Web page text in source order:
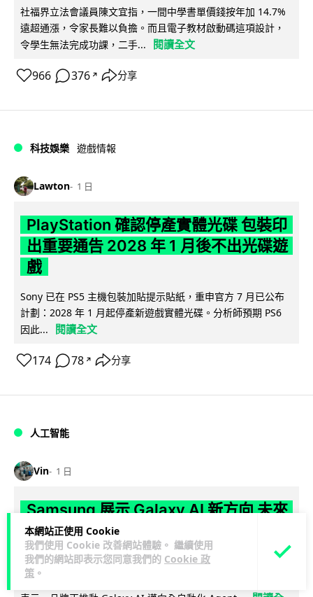
本網站正使用 Cookie
我們使用 Cookie 改善網站體驗。 繼續使用
我們的網站即表示您同意我們的 Cookie 政
策 。
社福界立法會議員陳文宜指，一間中學書單價錢按年加 14.7%
遠超通漲，令家長難以負擔。而且電子教材啟動碼這項設計，
令學生無法完成功課，二手...
閱讀全文
966 376 ↗ 分享
科技娛樂 遊戲情報
Lawton 1 日
PlayStation 確認停產實體光碟 包裝印
出重要通告 2028 年 1 月後不出光碟遊
戲
Sony 已在 PS5 主機包裝加貼提示貼紙，重申官方 7 月已公布
計劃：2028 年 1 月起停產新遊戲實體光碟。分析師預期 PS6
因此...
閱讀全文
174 78 ↗ 分享
人工智能
Vin 1 日
Samsung 展示 Galaxy AI 新方向 未來
手機毋須輸入文字 轉向 Agent 全自動操
作
Samsung 電子 MX 部門顧客體驗辦公室主管兼副總裁 Jay Kim